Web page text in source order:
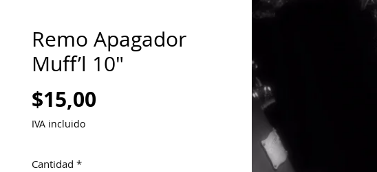
Remo Apagador
Muff’l 10"
$15,00
IVA incluido
Cantidad *